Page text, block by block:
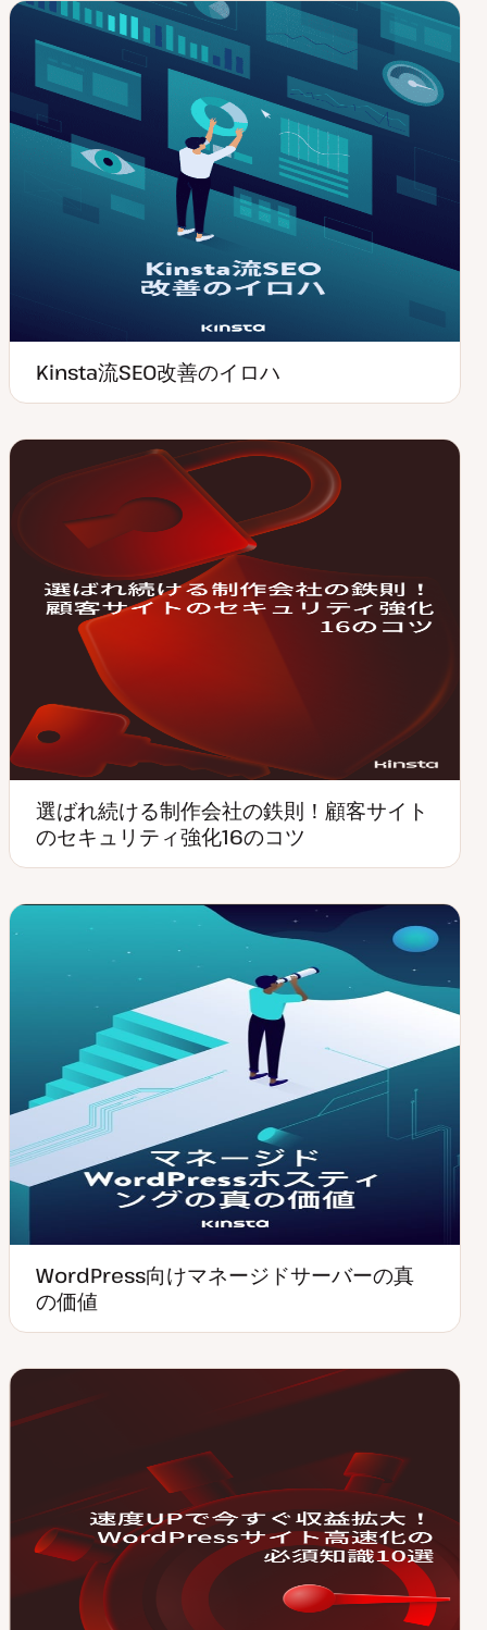
Kinsta流SEO改善のイロハ
選ばれ続ける制作会社の鉄則！顧客サイト
のセキュリティ強化16のコツ
WordPress向けマネージドサーバーの真
の価値